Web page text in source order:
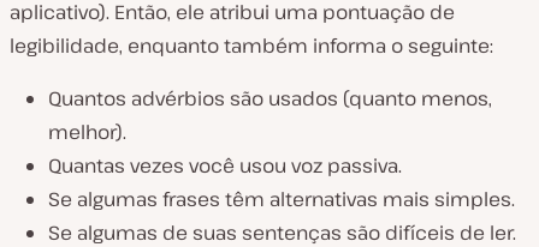
aplicativo). Então, ele atribui uma pontuação de
legibilidade, enquanto também informa o seguinte:
Quantos advérbios são usados (quanto menos,
melhor).
Quantas vezes você usou voz passiva.
Se algumas frases têm alternativas mais simples.
Se algumas de suas sentenças são difíceis de ler.